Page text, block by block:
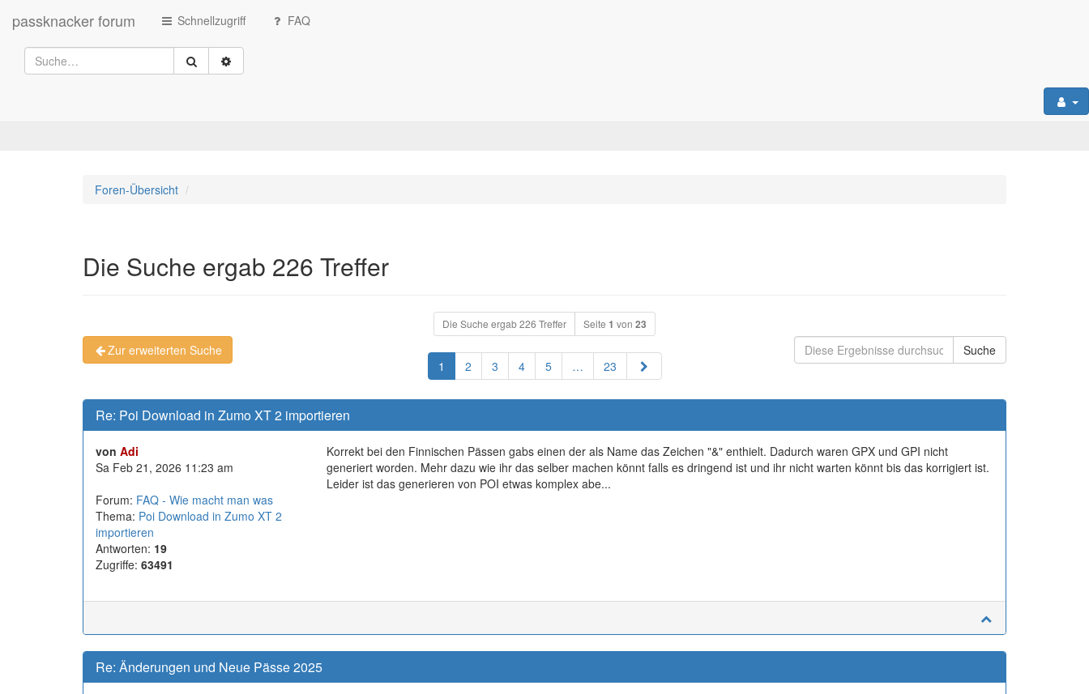
passknacker forum Schnellzugriff FAQ
Foren-Übersicht
Die Suche ergab 226 Treffer
Die Suche ergab 226 Treffer Seite 1 von 23
Zur erweiterten Suche
1
2 3 4 5 … 23 Nächste
Re: Poi Download in Zumo XT 2 importieren
von Adi
Sa Feb 21, 2026 11:23 am
Forum: FAQ - Wie macht man was
Thema: Poi Download in Zumo XT 2
importieren
Antworten: 19
Zugriffe: 63491
Korrekt bei den Finnischen Pässen gabs einen der als Name das Zeichen "&" enthielt. Dadurch waren GPX und GPI nicht
generiert worden. Mehr dazu wie ihr das selber machen könnt falls es dringend ist und ihr nicht warten könnt bis das korrigiert ist.
Leider ist das generieren von POI etwas komplex abe...
Re: Änderungen und Neue Pässe 2025